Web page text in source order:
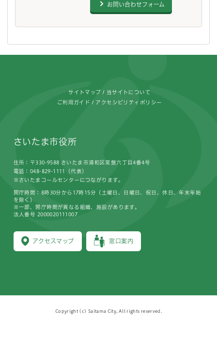
お問い合わせフォーム
サイトマップ 当サイトについて
ご利用ガイド アクセシビリティポリシー
さいたま市役所
住所：〒330-9588 さいたま市浦和区常盤六丁目4番4号
電話：048-829-1111（代表）
※さいたまコールセンターにつながります。
アクセスマップ 窓口案内
開庁時間：8時30分から17時15分（土曜日、日曜日、祝日、休日、年末年始
を除く）
※一部、開庁時間が異なる組織、施設があります。
法人番号 2000020111007
Copyright (c) Saitama City, All rights reserved.